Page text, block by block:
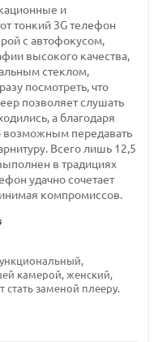
и
тонкий 3G телефон
с автофокусом,
высокого качества,
стеклом,
посмотреть, что
позволяет слушать
а благодаря
возможным передавать
Всего лишь 12,5
в традициях
удачно сочетает
компромиссов.
камерой, женский,
стать заменой плееру.